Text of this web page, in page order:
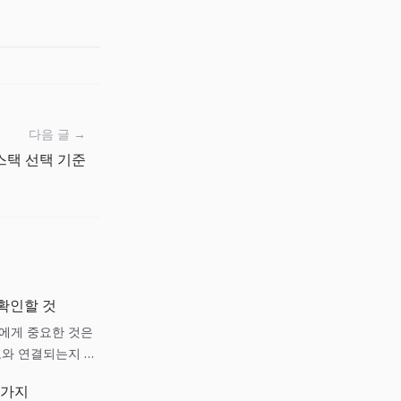
다음 글 →
택 선택 기준
인할 것
게 중요한 것은
연결되는지 기
지